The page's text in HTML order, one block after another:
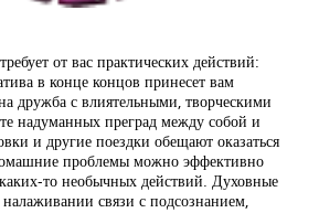
от вас практических действий:
в конце концов принесет вам
дружба с влиятельными, творческими
надуманных преград между собой и
и другие поездки обещают оказаться
проблемы можно эффективно
то необычных действий. Духовные
связи с подсознанием,